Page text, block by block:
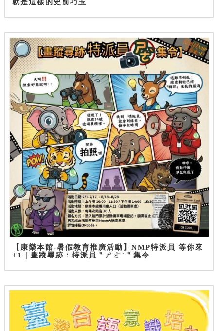
就是這樣的史前巧玉
【康樂本館-暑假教育推廣活動】NMP特派員 等你來
+1｜畫蹤尋跡：特派員＂ㄕㄜˋ＂集令